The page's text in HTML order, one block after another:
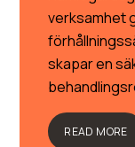
verksamhet
skapar en
READ MORE